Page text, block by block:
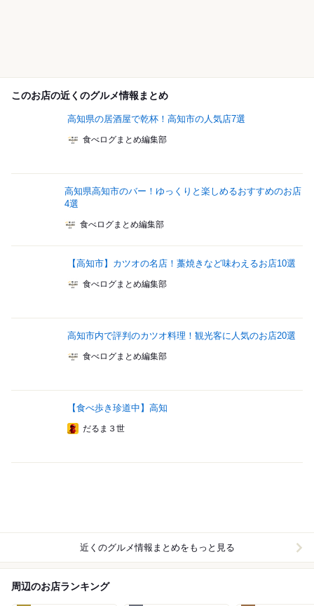
このお店の近くのグルメ情報まとめ
高知県の居酒屋で乾杯！高知市の人気店7選
食べログまとめ編集部
高知県高知市のバー！ゆっくりと楽しめるおすすめのお店
4選
食べログまとめ編集部
【高知市】カツオの名店！藁焼きなど味わえるお店10選
食べログまとめ編集部
高知市内で評判のカツオ料理！観光客に人気のお店20選
食べログまとめ編集部
【食べ歩き珍道中】高知
だるま３世
近くのグルメ情報まとめをもっと見る
周辺のお店ランキング